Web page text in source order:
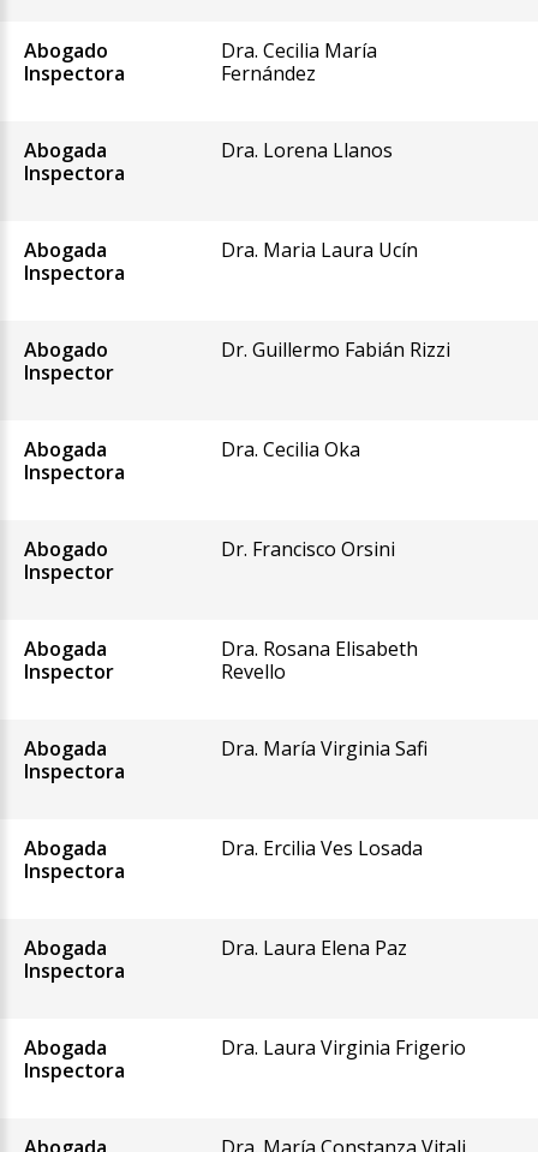
Abogado
Inspectora
Dra. Cecilia María
Fernández
Abogada
Inspectora
Dra. Lorena Llanos
Abogada
Inspectora
Dra. Maria Laura Ucín
Abogado
Inspector
Dr. Guillermo Fabián Rizzi
Abogada
Inspectora
Dra. Cecilia Oka
Abogado
Inspector
Dr. Francisco Orsini
Abogada
Inspector
Dra. Rosana Elisabeth
Revello
Abogada
Inspectora
Dra. María Virginia Safi
Abogada
Inspectora
Dra. Ercilia Ves Losada
Abogada
Inspectora
Dra. Laura Elena Paz
Abogada
Inspectora
Dra. Laura Virginia Frigerio